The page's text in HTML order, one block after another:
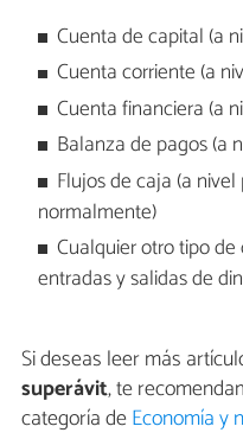
Cuenta de capital (a
Cuenta corriente (a
Cuenta financiera (a
Balanza de pagos (a
Flujos de caja (a
normalmente)
Cualquier otro tipo
entradas y salidas de
Si deseas leer más
superávit, te
categoría deEconomía y